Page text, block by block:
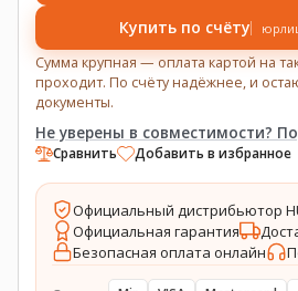
Купить по счёту
Сумма крупная — оплата картой на
проходит. По счёту надёжнее, и
документы.
Не уверены в совместимости?
Сравнить Добавить в избранное
Официальный дистрибьютор
Официальная гарантия
Безопасная оплата онлайн